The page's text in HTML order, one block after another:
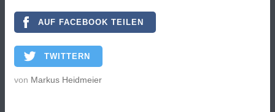
AUF FACEBOOK TEILEN
TWITTERN
von Markus Heidmeier